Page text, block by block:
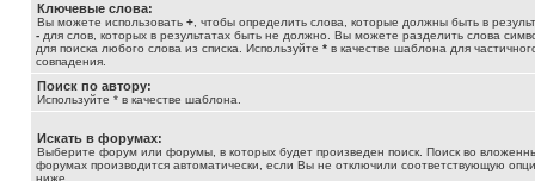
Ключевые слова:
Вы можете использовать + , чтобы определить слова, которые должны быть в
- для слов, которых в результатах быть не должно. Вы можете разделить слова
для поиска любого слова из списка. Используйте * в качестве шаблона для
совпадения.
Поиск по автору:
Используйте * в качестве шаблона.
Искать в форумах:
Выберите форум или форумы, в которых будет произведен поиск. Поиск во
форумах производится автоматически, если Вы не отключили соответствующую
ниже.